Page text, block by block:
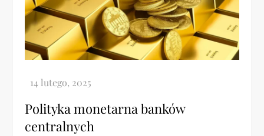
Polityka monetarna banków
centralnych